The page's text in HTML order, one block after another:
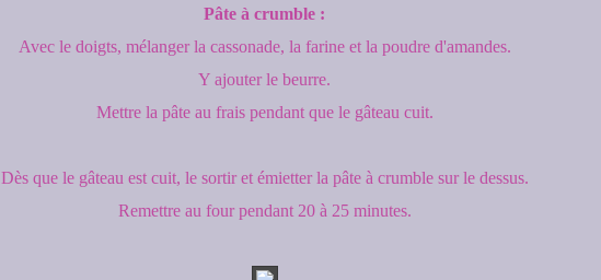
Pâte à crumble :
Avec le doigts, mélanger la cassonade, la farine et la poudre d'amandes.
Y ajouter le beurre.
Mettre la pâte au frais pendant que le gâteau cuit.
Dès que le gâteau est cuit, le sortir et émietter la pâte à crumble sur le dessus.
Remettre au four pendant 20 à 25 minutes.